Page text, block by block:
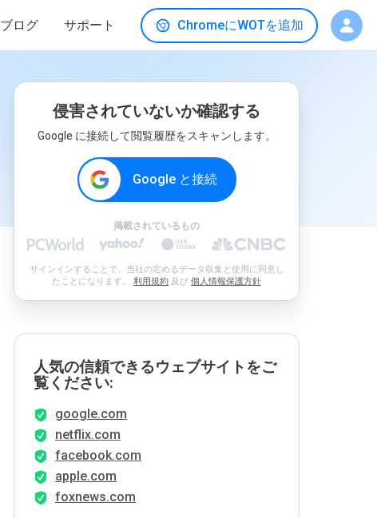
ブログ サポート ChromeにWOTを追加
侵害されていないか確認する
Google に接続して閲覧履歴をスキャンします。
Google と接続
掲載されているもの
サインインすることで、当社の定めるデータ収集と使用に同意し
たことになります。 利用規約 及び 個人情報保護方針
人気の信頼できるウェブサイトをご
覧ください:
google.com
netflix.com
facebook.com
apple.com
foxnews.com